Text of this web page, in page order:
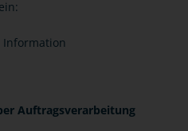
Information
Auftragsverarbeitung